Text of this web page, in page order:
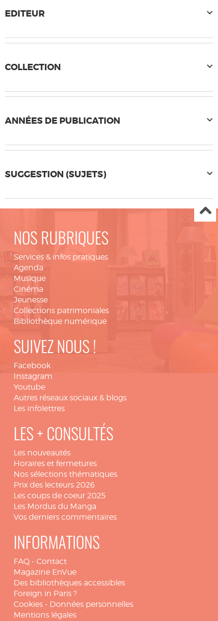
EDITEUR
COLLECTION
ANNÉES DE PUBLICATION
SUGGESTION (SUJETS)
NOS RUBRIQUES
Services & infos pratiques
Agenda
Musique
Cinéma
Jeunesse
Collections patrimoniales
Bibliothèque numérique
SUIVEZ NOUS !
Facebook
Instagram
Youtube
Autres réseaux sociaux & blogs
Les infolettres
LES + CONSULTÉS
Les nouveautés
Horaires et fermetures
Nos sélections thématiques
Prix des lecteurs 2026
Les coups de coeur 2025
Les Mordus du Manga
Vos derniers commentaires
INFORMATIONS
FAQ - Contact
Magazine EnVue
Des bibliothèques accessibles
Foreign in Paris ?
Cookies - Données personnelles
Mentions légales